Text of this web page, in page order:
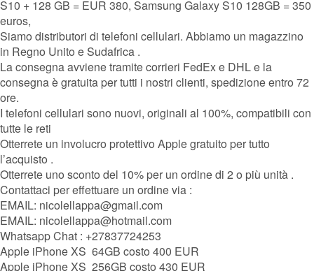
S10 + 128 GB = EUR 380, Samsung Galaxy S10 128GB = 350
euros,
Siamo distributori di telefoni cellulari. Abbiamo un magazzino
in Regno Unito e Sudafrica .
La consegna avviene tramite corrieri FedEx e DHL e la
consegna è gratuita per tutti i nostri clienti, spedizione entro 72
ore.
I telefoni cellulari sono nuovi, originali al 100%, compatibili con
tutte le reti
Otterrete un involucro protettivo Apple gratuito per tutto
l’acquisto .
Otterrete uno sconto del 10% per un ordine di 2 o più unità .
Contattaci per effettuare un ordine via :
EMAIL: nicolellappa@gmail.com
EMAIL: nicolellappa@hotmail.com
Whatsapp Chat : +27837724253
Apple iPhone XS 64GB costo 400 EUR
Apple iPhone XS 256GB costo 430 EUR